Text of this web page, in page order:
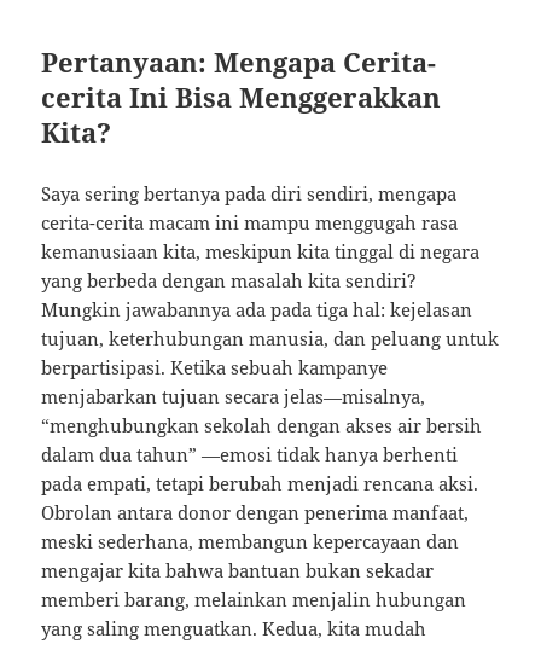
Pertanyaan: Mengapa Cerita-
cerita Ini Bisa Menggerakkan
Kita?
Saya sering bertanya pada diri sendiri, mengapa
cerita-cerita macam ini mampu menggugah rasa
kemanusiaan kita, meskipun kita tinggal di negara
yang berbeda dengan masalah kita sendiri?
Mungkin jawabannya ada pada tiga hal: kejelasan
tujuan, keterhubungan manusia, dan peluang untuk
berpartisipasi. Ketika sebuah kampanye
menjabarkan tujuan secara jelas—misalnya,
“menghubungkan sekolah dengan akses air bersih
dalam dua tahun” —emosi tidak hanya berhenti
pada empati, tetapi berubah menjadi rencana aksi.
Obrolan antara donor dengan penerima manfaat,
meski sederhana, membangun kepercayaan dan
mengajar kita bahwa bantuan bukan sekadar
memberi barang, melainkan menjalin hubungan
yang saling menguatkan. Kedua, kita mudah